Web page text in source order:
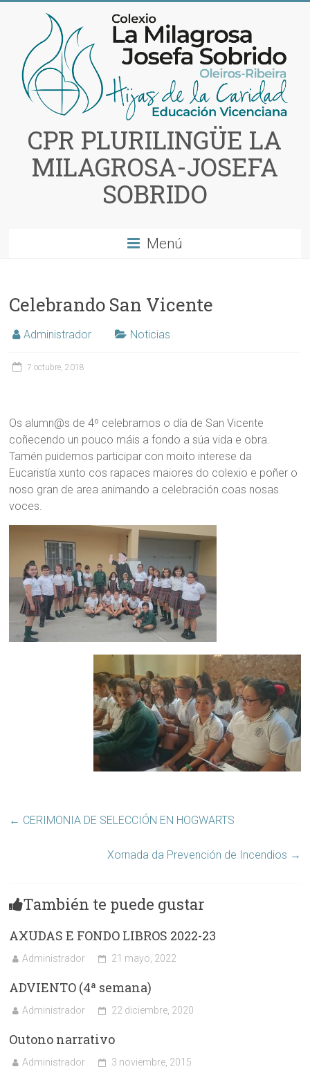
contenido
CPR PLURILINGÜE LA
MILAGROSA-JOSEFA
SOBRIDO
Menú
Celebrando San Vicente
Administrador Noticias
7 octubre, 2018
Os alumn@s de 4º celebramos o día de San Vicente
coñecendo un pouco máis a fondo a súa vida e obra.
Tamén puidemos participar con moito interese da
Eucaristía xunto cos rapaces maiores do colexio e poñer o
noso gran de area animando a celebración coas nosas
voces.
← CERIMONIA DE SELECCIÓN EN HOGWARTS
Xornada da Prevención de Incendios →
También te puede gustar
AXUDAS E FONDO LIBROS 2022-23
Administrador 21 mayo, 2022
ADVIENTO (4ª semana)
Administrador 22 diciembre, 2020
Outono narrativo
Administrador 3 noviembre, 2015